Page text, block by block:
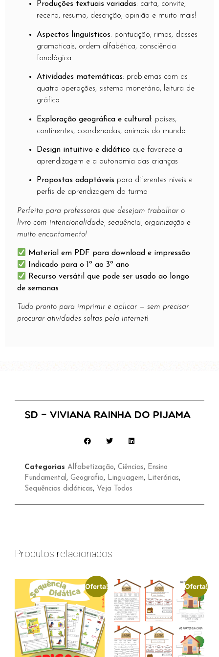
Produções textuais variadas: carta, convite,
receita, resumo, descrição, opinião e muito mais!
Aspectos linguísticos: pontuação, rimas, classes
gramaticais, ordem alfabética, consciência
fonológica
Atividades matemáticas: problemas com as
quatro operações, sistema monetário, leitura de
gráfico
Exploração geográfica e cultural : países,
continentes, coordenadas, animais do mundo
Design intuitivo e didático que favorece a
aprendizagem e a autonomia das crianças
Propostas adaptáveis para diferentes níveis e
perfis de aprendizagem da turma
Perfeita para professoras que desejam trabalhar o
livro com intencionalidade, sequência, organização e
muito encantamento!
Material em PDF para download e impressão
Indicado para o 1º ao 3º ano
Recurso versátil que pode ser usado ao longo
de semanas
Tudo pronto para imprimir e aplicar — sem precisar
procurar atividades soltas pela internet!
SD – Viviana Rainha do Pijama
Categorias Alfabetização, Ciências, Ensino
Fundamental , Geografia, Linguagem, Literárias,
Sequências didáticas, Veja Todos
Produtos relacionados
Oferta! Oferta!